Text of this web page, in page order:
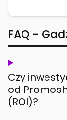
FAQ -
Czy
od
(ROI)?